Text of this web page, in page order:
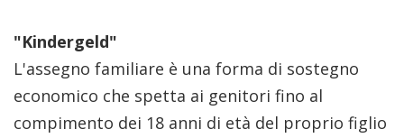
"Kindergeld"
L'assegno familiare è una forma di sostegno
economico che spetta ai genitori fino al
compimento dei 18 anni di età del proprio figlio